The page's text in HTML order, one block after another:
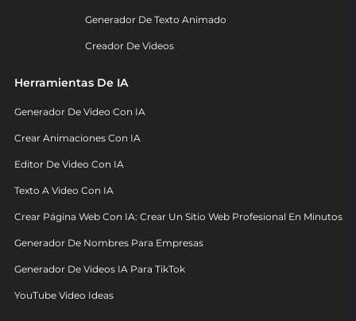
Generador De Texto Animado
Creador De Videos
Herramientas De IA
Generador De Video Con IA
Crear Animaciones Con IA
Editor De Video Con IA
Texto A Video Con IA
Crear Página Web Con IA: Crear Un Sitio Web Profesional En Minutos
Generador De Nombres Para Empresas
Generador De Videos IA Para TikTok
YouTube Video Ideas